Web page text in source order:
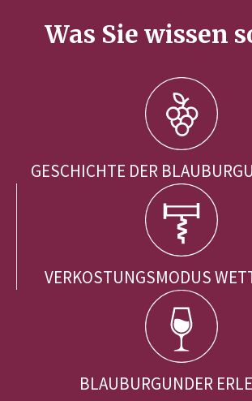
Was Sie wissen
GESCHICHTE DER
VERKOSTUNGSMODUS
BLAUBURGUNDER